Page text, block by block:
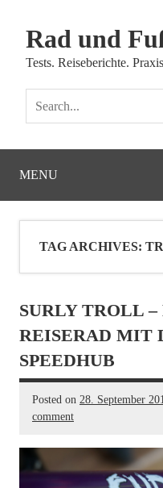
Rad und
Tests. Reiseberichte.
MENU
TAG ARCHIVES:
SURLY TROLL
REISERAD MIT
SPEEDHUB
Posted on 28. September
comment